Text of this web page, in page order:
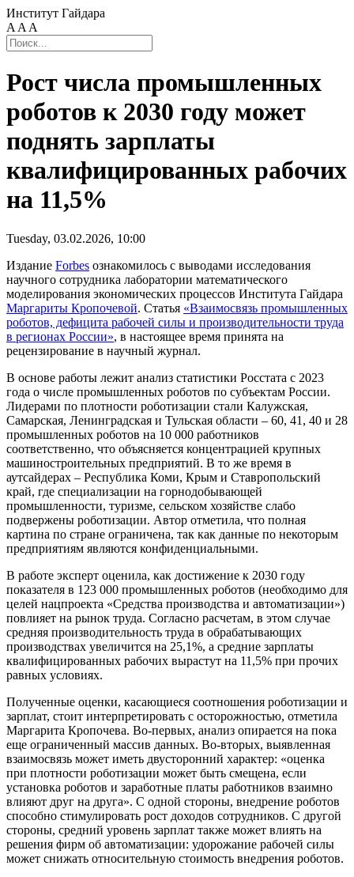
Институт Гайдара
A A A
Рост числа промышленных
роботов к 2030 году может
поднять зарплаты
квалифицированных рабочих
на 11,5%
Tuesday, 03.02.2026, 10:00
Издание Forbes ознакомилось с выводами исследования
научного сотрудника лаборатории математического
моделирования экономических процессов Института Гайдара
Маргариты Кропочевой. Статья «Взаимосвязь промышленных
роботов, дефицита рабочей силы и производительности труда
в регионах России», в настоящее время принята на
рецензирование в научный журнал.
В основе работы лежит анализ статистики Росстата с 2023
года о числе промышленных роботов по субъектам России.
Лидерами по плотности роботизации стали Калужская,
Самарская, Ленинградская и Тульская области – 60, 41, 40 и 28
промышленных роботов на 10 000 работников
соответственно, что объясняется концентрацией крупных
машиностроительных предприятий. В то же время в
аутсайдерах – Республика Коми, Крым и Ставропольский
край, где специализации на горнодобывающей
промышленности, туризме, сельском хозяйстве слабо
подвержены роботизации. Автор отметила, что полная
картина по стране ограничена, так как данные по некоторым
предприятиям являются конфиденциальными.
В работе эксперт оценила, как достижение к 2030 году
показателя в 123 000 промышленных роботов (необходимо для
целей нацпроекта «Средства производства и автоматизации»)
повлияет на рынок труда. Согласно расчетам, в этом случае
средняя производительность труда в обрабатывающих
производствах увеличится на 25,1%, а средние зарплаты
квалифицированных рабочих вырастут на 11,5% при прочих
равных условиях.
Полученные оценки, касающиеся соотношения роботизации и
зарплат, стоит интерпретировать с осторожностью, отметила
Маргарита Кропочева. Во-первых, анализ опирается на пока
еще ограниченный массив данных. Во-вторых, выявленная
взаимосвязь может иметь двусторонний характер: «оценка
при плотности роботизации может быть смещена, если
установка роботов и заработные платы работников взаимно
влияют друг на друга». С одной стороны, внедрение роботов
способно стимулировать рост доходов сотрудников. С другой
стороны, средний уровень зарплат также может влиять на
решения фирм об автоматизации: удорожание рабочей силы
может снижать относительную стоимость внедрения роботов.